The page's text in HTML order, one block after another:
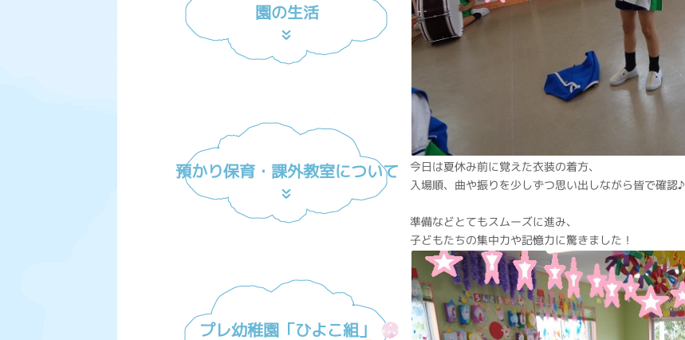
園の生活
預かり保育・課外教室について
プレ幼稚園「ひよこ組」
今日は夏休み前に覚えた衣装の着方、
入場順、曲や振りを少しずつ思い出しながら皆で確認♪
準備などとてもスムーズに進み、
子どもたちの集中力や記憶力に驚きました！